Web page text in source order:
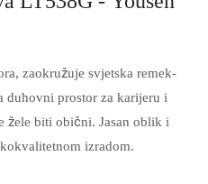
zaokružuje svjetska remek-
duhovni prostor za karijeru i
žele biti obični. Jasan oblik i
izradom.